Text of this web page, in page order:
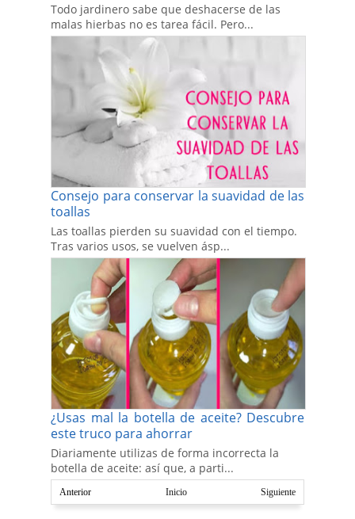
Todo jardinero sabe que deshacerse de las
malas hierbas no es tarea fácil. Pero...
Consejo para conservar la suavidad de las
toallas
Las toallas pierden su suavidad con el tiempo.
Tras varios usos, se vuelven ásp...
¿Usas mal la botella de aceite? Descubre
este truco para ahorrar
Diariamente utilizas de forma incorrecta la
botella de aceite: así que, a parti...
Anterior Siguiente
Inicio